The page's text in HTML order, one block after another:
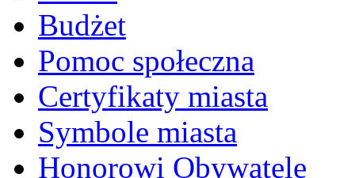
Budżet
Pomoc społeczna
Certyfikaty miasta
Symbole miasta
Honorowi Obywatele